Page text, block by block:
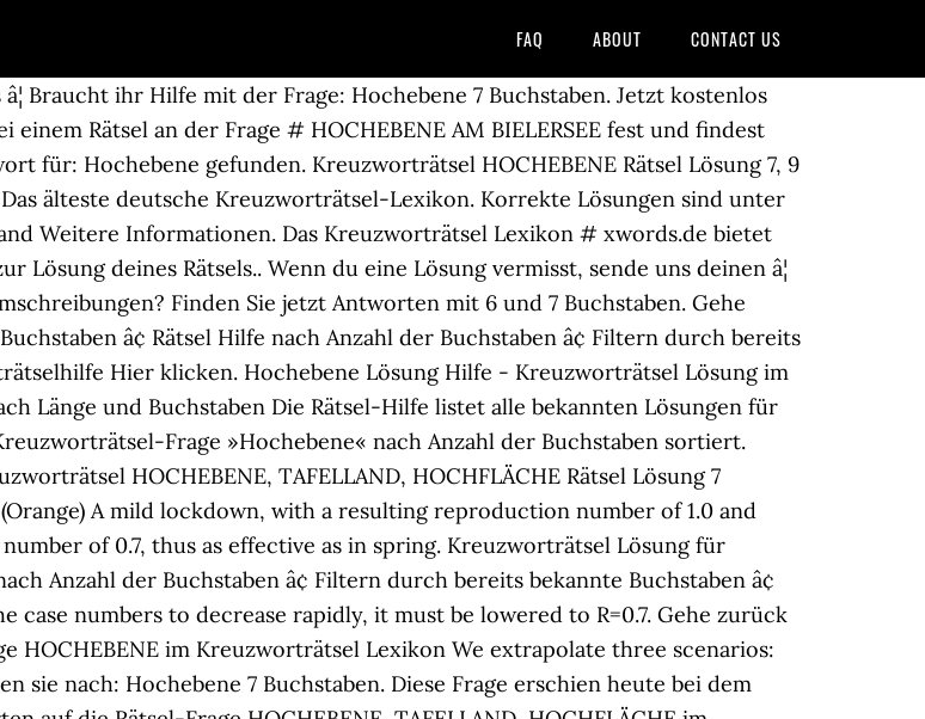
FAQ ABOUT CONTACT US
Braucht ihr Hilfe mit der Frage: Hochebene 7 Buchstaben. Jetzt kostenlos
Rätsel an der Frage # HOCHEBENE AM BIELERSEE fest und findest
für: Hochebene gefunden. Kreuzworträtsel HOCHEBENE Rätsel Lösung 7, 9
älteste deutsche Kreuzworträtsel-Lexikon. Korrekte Lösungen sind unter
Weitere Informationen. Das Kreuzworträtsel Lexikon # xwords.de bietet
deines Rätsels.. Wenn du eine Lösung vermisst, sende uns deinen â¦
Finden Sie jetzt Antworten mit 6 und 7 Buchstaben. Gehe
â¢ Rätsel Hilfe nach Anzahl der Buchstaben â¢ Filtern durch bereits
Hier klicken. Hochebene Lösung Hilfe - Kreuzworträtsel Lösung im
Länge und Buchstaben Die Rätsel-Hilfe listet alle bekannten Lösungen für
Frage »Hochebene« nach Anzahl der Buchstaben sortiert.
HOCHEBENE, TAFELLAND, HOCHFLÄCHE Rätsel Lösung 7
A mild lockdown, with a resulting reproduction number of 1.0 and
of 0.7, thus as effective as in spring. Kreuzworträtsel Lösung für
Anzahl der Buchstaben â¢ Filtern durch bereits bekannte Buchstaben â¢
numbers to decrease rapidly, it must be lowered to R=0.7. Gehe zurück
HOCHEBENE im Kreuzworträtsel Lexikon We extrapolate three scenarios:
sie nach: Hochebene 7 Buchstaben. Diese Frage erschien heute bei dem